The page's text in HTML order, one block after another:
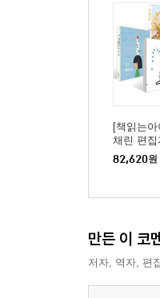
[책읽는
채린 편
세트
82,620원
만든 이 코
저자, 역자, 편